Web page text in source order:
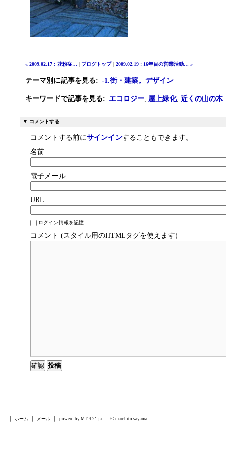
« 2009.02.17 : 花粉症… ブログトップ 2009.02.19 : 16年目の営業活動… »
テーマ別に記事を見る: -1.街・建築。デザイン
キーワードで記事を見る: エコロジー, 屋上緑化, 近くの山の木
▼ コメントする
コメントする前にサインインすることもできます。
名前
電子メール
URL
ログイン情報を記憶
コメント (スタイル用のHTMLタグを使えます)
ホーム メール powerd by MT 4.21 ja © marehito sayama.